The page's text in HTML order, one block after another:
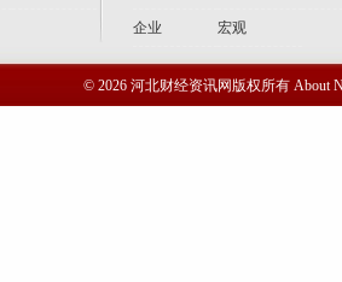
企业 宏观
© 2026 河北财经资讯网版权所有 About